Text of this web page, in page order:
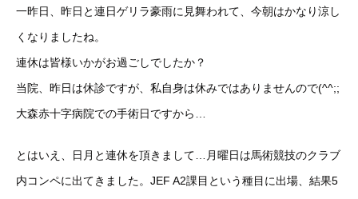
一昨日、昨日と連日ゲリラ豪雨に見舞われて、今朝はかなり涼し
くなりましたね。
連休は皆様いかがお過ごしでしたか？
当院、昨日は休診ですが、私自身は休みではありませんので(^^;;
大森赤十字病院での手術日ですから…
とはいえ、日月と連休を頂きまして…月曜日は馬術競技のクラブ
内コンペに出てきました。JEF A2課目という種目に出場、結果5